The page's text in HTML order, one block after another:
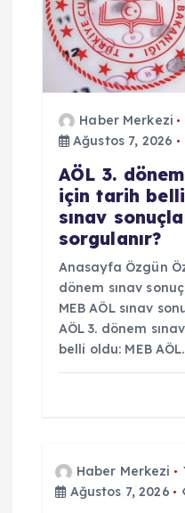
Haber Merkezi
Ağustos 7, 2026
AÖL 3.
için tarih belli
sınav
sorgulanır?
Anasayfa Özgün
dönem sınav
MEB AÖL sınav
AÖL 3. dönem
belli oldu: MEB
Haber Merkezi
Ağustos 7, 2026